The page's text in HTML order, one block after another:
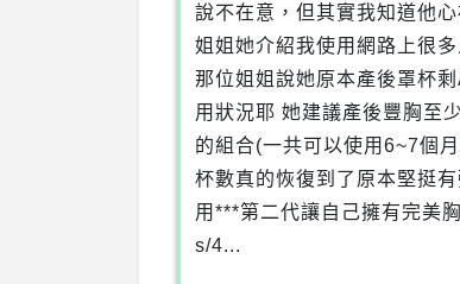
說不在意，但其實我知道他
姐姐她介紹我使用網路上很
那位姐姐說她原本產後罩杯
用狀況耶 她建議產後豐胸至
的組合(一共可以使用6~7個
杯數真的恢復到了原本堅挺
用***第二代讓自己擁有完美
s/4...